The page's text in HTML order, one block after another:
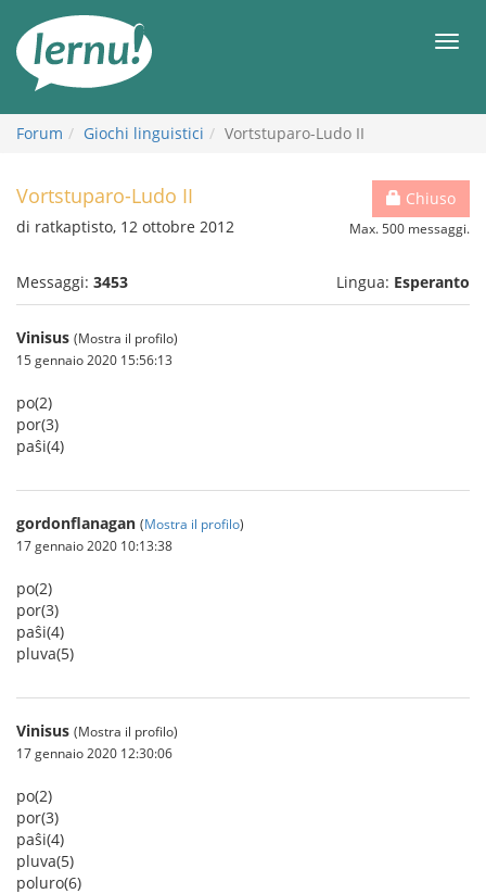
all’indice
Forum Giochi linguistici Vortstuparo-Ludo II
Chiuso
Max. 500 messaggi.
Vortstuparo-Ludo II
di ratkaptisto, 12 ottobre 2012
Messaggi: 3453 Lingua: Esperanto
Vinisus (Mostra il profilo)
15 gennaio 2020 15:56:13
po(2)
por(3)
paŝi(4)
gordonflanagan (Mostra il profilo)
17 gennaio 2020 10:13:38
po(2)
por(3)
paŝi(4)
pluva(5)
Vinisus (Mostra il profilo)
17 gennaio 2020 12:30:06
po(2)
por(3)
paŝi(4)
pluva(5)
poluro(6)